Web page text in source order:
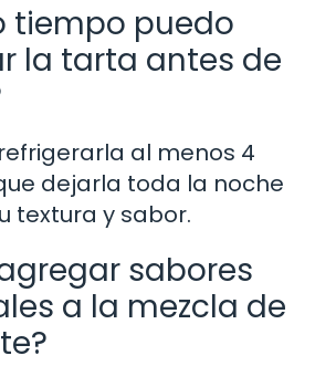
tiempo puedo
la tarta antes de
al menos 4
dejarla toda la noche
textura y sabor.
sabores
a la mezcla de